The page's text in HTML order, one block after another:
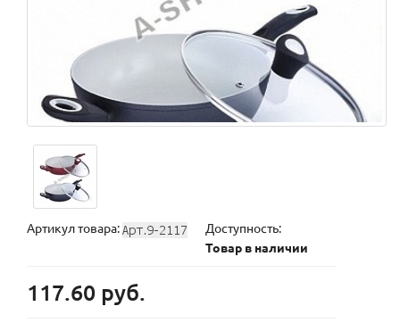
Артикул товара:
Доступность:
Товар в наличии
117.60 руб.